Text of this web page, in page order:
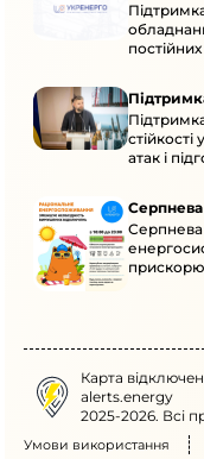
атак і
Серпнева
Карта
alerts.energy
2025-2026. Всі
Умови використання